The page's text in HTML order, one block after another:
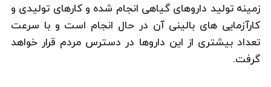
زمینه تولید داروهای گیاهی انجام شده و کارهای تولیدی و
کارآزمایی های بالینی آن در حال انجام است و با سرعت
تعداد بیشتری از این داروها در دسترس مردم قرار خواهد
گرفت.